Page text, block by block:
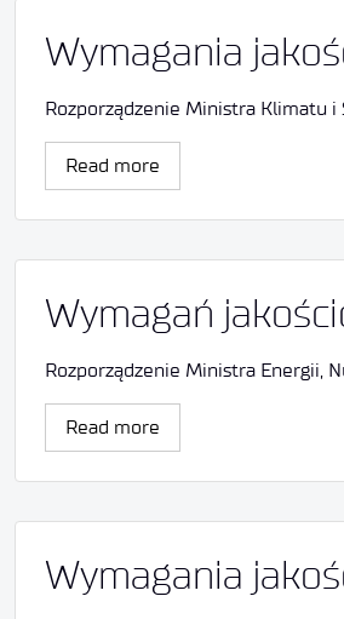
Wymagania
Rozporządzenie Ministra Klimatu i
Read more
Wymagań
Rozporządzenie Ministra Energii,
Read more
Wymagania